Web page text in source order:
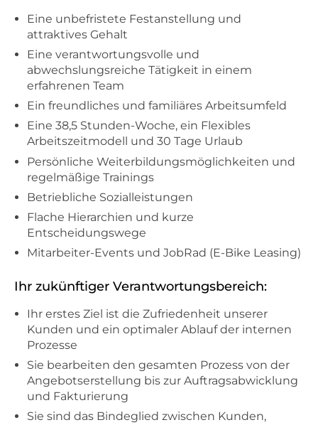
Eine unbefristete Festanstellung und
attraktives Gehalt
Eine verantwortungsvolle und
abwechslungsreiche Tätigkeit in einem
erfahrenen Team
Ein freundliches und familiäres Arbeitsumfeld
Eine 38,5 Stunden-Woche, ein Flexibles
Arbeitszeitmodell und 30 Tage Urlaub
Persönliche Weiterbildungsmöglichkeiten und
regelmäßige Trainings
Betriebliche Sozialleistungen
Flache Hierarchien und kurze
Entscheidungswege
Mitarbeiter-Events und JobRad (E-Bike Leasing)
Ihr zukünftiger Verantwortungsbereich:
Ihr erstes Ziel ist die Zufriedenheit unserer
Kunden und ein optimaler Ablauf der internen
Prozesse
Sie bearbeiten den gesamten Prozess von der
Angebotserstellung bis zur Auftragsabwicklung
und Fakturierung
Sie sind das Bindeglied zwischen Kunden,